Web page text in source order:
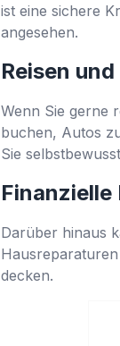
ist eine sichere
angesehen.
Reisen
Wenn Sie gerne
buchen, Autos
Sie
Darüber hinaus
decken.